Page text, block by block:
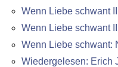
Wenn Liebe schwant
Wenn Liebe schwant
Wenn Liebe schwant:
Wiedergelesen: Erich